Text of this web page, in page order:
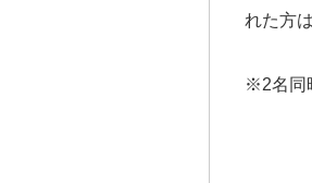
れた方
※2名同